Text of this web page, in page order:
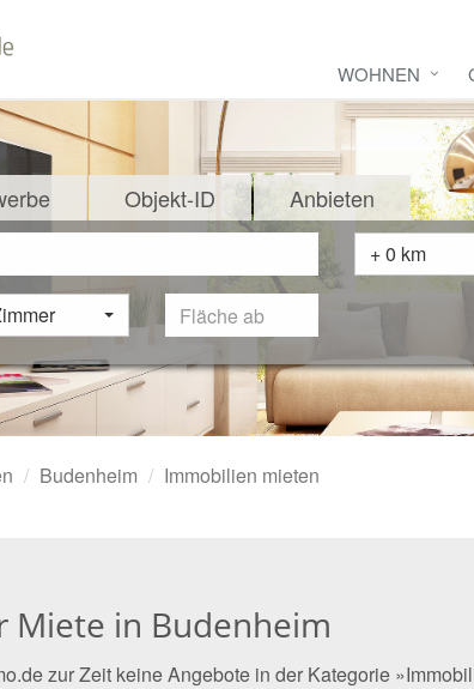
WOHNEN
Objekt-ID Anbieten
+ 0 km
Budenheim Immobilien mieten
Miete in Budenheim
zur Zeit keine Angebote in der Kategorie